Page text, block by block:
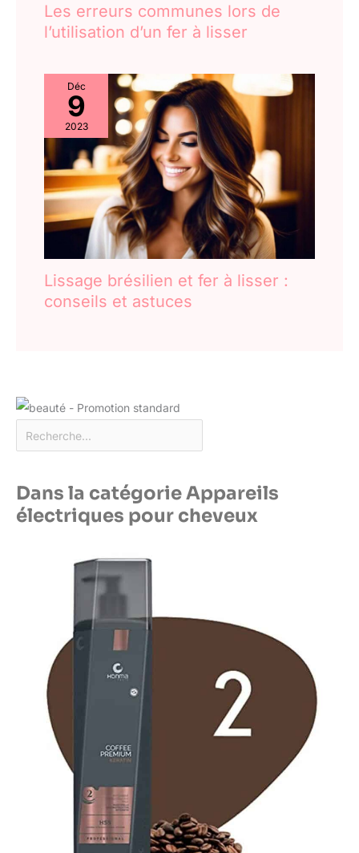
Les erreurs communes lors de
l’utilisation d’un fer à lisser
Déc
9
2023
Lissage brésilien et fer à lisser :
conseils et astuces
Dans la catégorie Appareils
électriques pour cheveux